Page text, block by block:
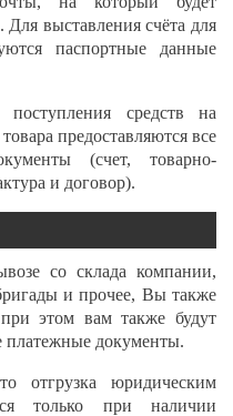
Для выставления счёта для
паспортные данные
поступления средств на
предоставляются все
(счет, товарно-
и договор).
со склада компании,
и прочее, Вы также
этом вам также будут
платежные документы.
отгрузка юридическим
только при наличии